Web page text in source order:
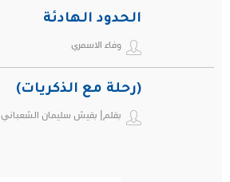
الحدود الهادئة
وفاء الاسمري
(رحلة مع الذكريات)
بقلم| بقيش سليمان الشعباني